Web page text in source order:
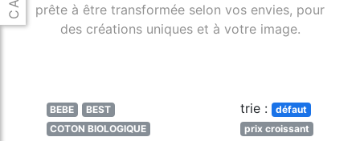
prête à être transformée selon vos envies, pour
des créations uniques et à votre image.
BEBE
BEST
COTON BIOLOGIQUE
trie : défaut
prix croissant